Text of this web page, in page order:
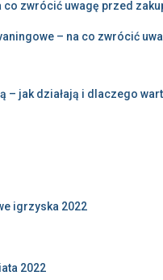
co zwrócić uwagę przed
– na co zwrócić
– jak działają i dlaczego
igrzyska 2022
2022